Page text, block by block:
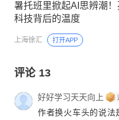
暑托班里掀起AI思辨潮！
科技背后的温度
上海徐汇 打开APP
评论 13
好好学习天天向上
作者换火车头的说法